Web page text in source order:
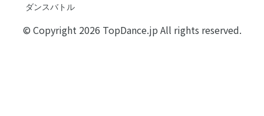
ダンスバトル
© Copyright 2026 TopDance.jp All rights reserved.